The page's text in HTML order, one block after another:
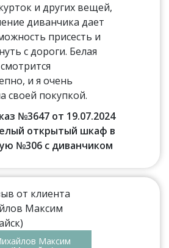
и других вещей,
диванчика дает
присесть и
с дороги. Белая
и я очень
своей покупкой.
№3647 от 19.07.2024
открытый шкаф в
№306 с диванчиком
Максим